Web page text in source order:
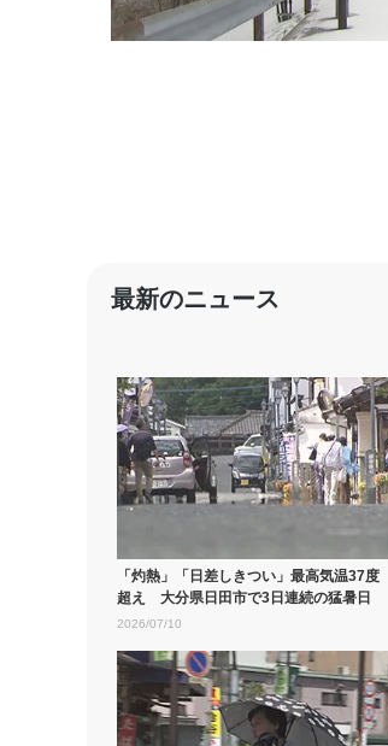
最新のニュース
「灼熱」「日差しきつい」最高気温37度
超え 大分県日田市で3日連続の猛暑日
2026/07/10